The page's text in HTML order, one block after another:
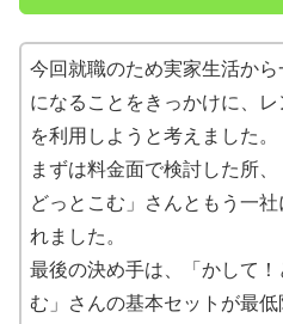
今回就職のため実家生活から
になることをきっかけに、レ
を利用しようと考えました。
まずは料金面で検討した所、
どっとこむ」さんともう一社
れました。
最後の決め手は、「かして！
む」さんの基本セットが最低